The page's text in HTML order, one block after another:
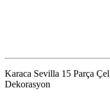
Karaca Sevilla 15 Parça
Dekorasyon